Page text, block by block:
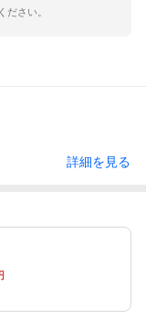
ださい。
詳細を見る